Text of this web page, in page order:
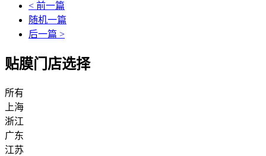
< 前一篇
随机一篇
后一篇 >
贴膜门店选择
所有
上海
浙江
广东
江苏